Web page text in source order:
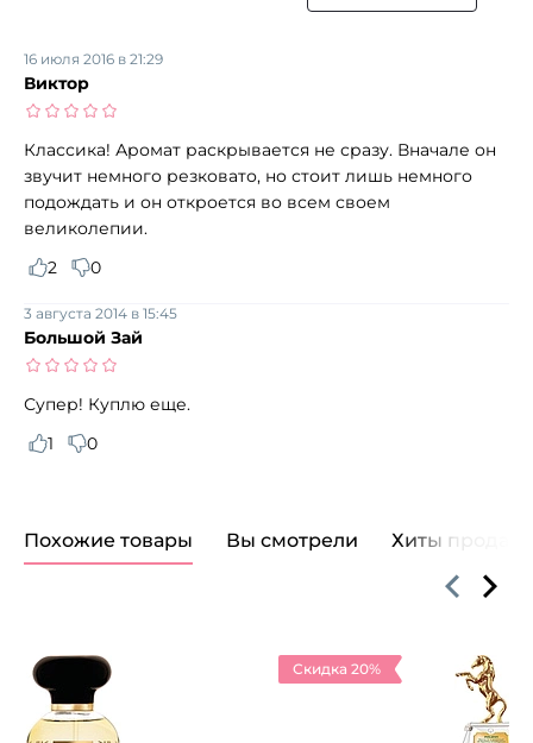
Виктор
16 июля 2016 в 21:29
Классика! Аромат раскрывается не сразу. Вначале он
звучит немного резковато, но стоит лишь немного
подождать и он откроется во всем своем
великолепии.
2
0
Большой Зай
3 августа 2014 в 15:45
Супер! Куплю еще.
1
0
Похожие товары Вы смотрели Хиты продаж
Скидка 20%